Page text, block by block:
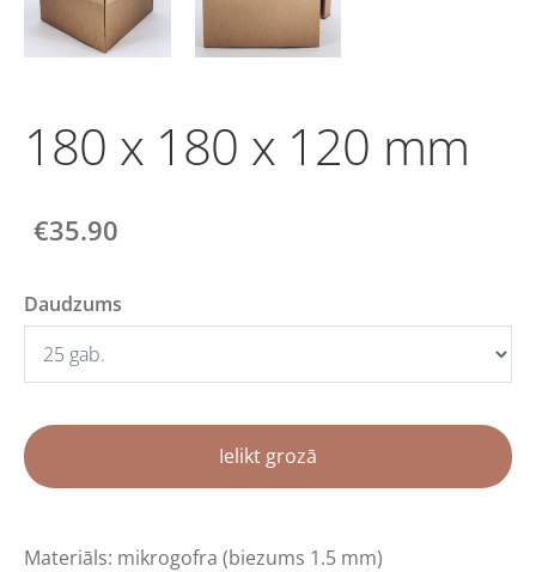
180 x 180 x 120 mm
€35.90
Daudzums
Ielikt grozā
Materiāls: mikrogofra (biezums 1.5 mm)